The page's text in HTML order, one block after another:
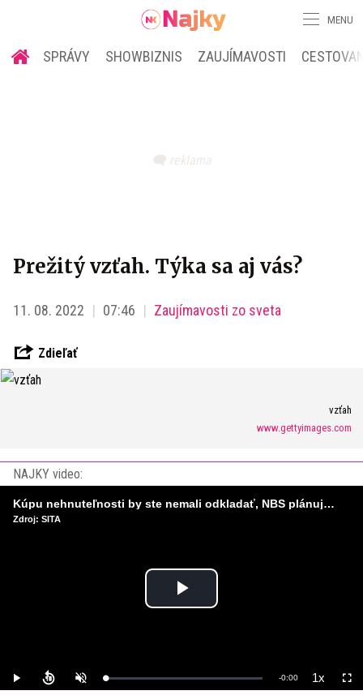
MENU
SPRÁVY SHOWBIZNIS ZAUJÍMAVOSTI
Prežitý vzťah. Týka sa aj vás?
11. 08. 2022 07:46 Zaujímavosti zo sveta
Zdieľať
vzťah
www.gettyimages.com
NAJKY video:
Play
Play UnmuteLoaded:
0%
Remaining
-0:00 1xPlayback
Rate
Kúpu nehnuteľnosti by ste nemali odkladať, NBS plánuje sprísniť pravidlá pri hypotékach
Zdroj: SITA